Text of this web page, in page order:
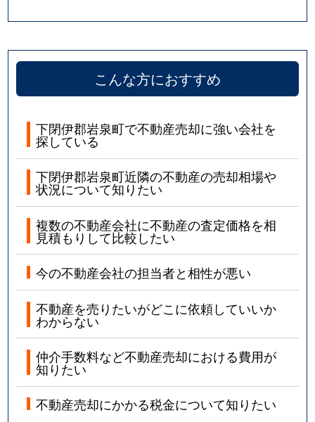
こんな方におすすめ
下閉伊郡岩泉町で不動産売却に強い会社を
探している
下閉伊郡岩泉町近隣の不動産の売却相場や
状況について知りたい
複数の不動産会社に不動産の査定価格を相
見積もりして比較したい
今の不動産会社の担当者と相性が悪い
不動産を売りたいがどこに依頼していいか
わからない
仲介手数料など不動産売却における費用が
知りたい
不動産売却にかかる税金について知りたい